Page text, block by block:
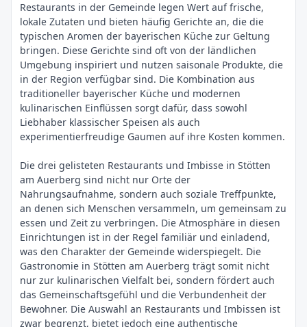
Restaurants in der Gemeinde legen Wert auf frische,
lokale Zutaten und bieten häufig Gerichte an, die die
typischen Aromen der bayerischen Küche zur Geltung
bringen. Diese Gerichte sind oft von der ländlichen
Umgebung inspiriert und nutzen saisonale Produkte, die
in der Region verfügbar sind. Die Kombination aus
traditioneller bayerischer Küche und modernen
kulinarischen Einflüssen sorgt dafür, dass sowohl
Liebhaber klassischer Speisen als auch
experimentierfreudige Gaumen auf ihre Kosten kommen.
Die drei gelisteten Restaurants und Imbisse in Stötten
am Auerberg sind nicht nur Orte der
Nahrungsaufnahme, sondern auch soziale Treffpunkte,
an denen sich Menschen versammeln, um gemeinsam zu
essen und Zeit zu verbringen. Die Atmosphäre in diesen
Einrichtungen ist in der Regel familiär und einladend,
was den Charakter der Gemeinde widerspiegelt. Die
Gastronomie in Stötten am Auerberg trägt somit nicht
nur zur kulinarischen Vielfalt bei, sondern fördert auch
das Gemeinschaftsgefühl und die Verbundenheit der
Bewohner. Die Auswahl an Restaurants und Imbissen ist
zwar begrenzt, bietet jedoch eine authentische